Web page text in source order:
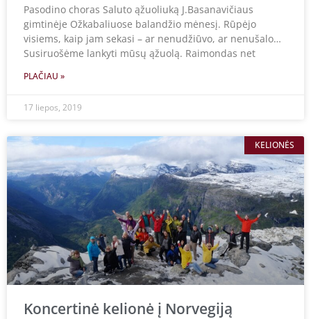
Pasodino choras Saluto ąžuoliuką J.Basanavičiaus
gimtinėje Ožkabaliuose balandžio mėnesį. Rūpėjo
visiems, kaip jam sekasi – ar nenudžiūvo, ar nenušalo…
Susiruošėme lankyti mūsų ąžuolą. Raimondas net
PLAČIAU »
17 liepos, 2019
KELIONĖS
Koncertinė kelionė į Norvegiją